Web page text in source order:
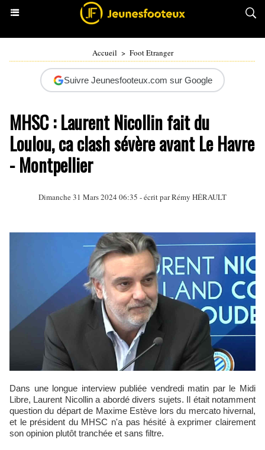
Accueil > Foot Etranger
Suivre Jeunesfooteux.com sur Google
MHSC : Laurent Nicollin fait du
Loulou, ca clash sévère avant Le Havre
- Montpellier
Dimanche 31 Mars 2024 06:35 - écrit parRémy HÉRAULT
Dans une longue interview publiée vendredi matin par le Midi
Libre, Laurent Nicollin a abordé divers sujets. Il était notamment
question du départ de Maxime Estève lors du mercato hivernal,
et le président du MHSC n'a pas hésité à exprimer clairement
son opinion plutôt tranchée et sans filtre.